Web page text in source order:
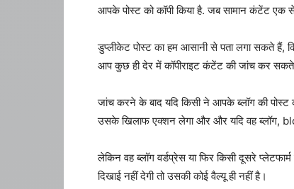
आपके पोस्ट को कॉपी किया है. जब सामान कंटेंट एक
डुप्लीकेट पोस्ट का हम आसानी से पता लगा सकते हैं,
आप कुछ ही देर में कॉपीराइट कंटेंट की जांच कर
जांच करने के बाद यदि किसी ने आपके ब्लॉग की
उसके खिलाफ एक्शन लेगा और और यदि वह ब्लॉग,
लेकिन वह ब्लॉग वर्डप्रेस या फिर किसी दूसरे
दिखाई नहीं देगी तो उसकी कोई वैल्यू ही नहीं है।